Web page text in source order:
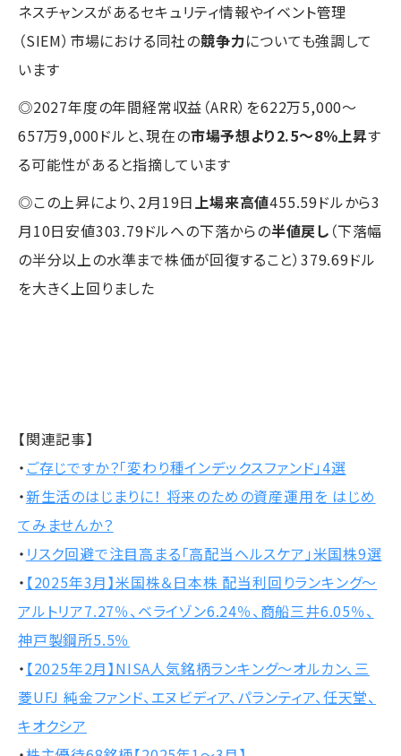
ネスチャンスがあるセキュリティ情報やイベント管理
（SIEM）市場における同社の競争力についても強調して
います
◎2027年度の年間経常収益（ARR）を622万5,000～
657万9,000ドルと、現在の市場予想より2.5～8％上昇す
る可能性があると指摘しています
◎この上昇により、2月19日上場来高値455.59ドルから3
月10日安値303.79ドルへの下落からの半値戻し （下落幅
の半分以上の水準まで株価が回復すること）379.69ドル
を大きく上回りました
【関連記事】
・ ご存じですか？「変わり種インデックスファンド」4選
・新生活のはじまりに！ 将来のための資産運用を はじめ
てみませんか？
・ リスク回避で注目高まる「高配当ヘルスケア」米国株9選
・ 【2025年3月】米国株＆日本株 配当利回りランキング～
アルトリア7.27％、ベライゾン6.24％、商船三井6.05％、
神戸製鋼所5.5％
・ 【2025年2月】NISA人気銘柄ランキング～オルカン、三
菱UFJ 純金ファンド、エヌビディア、パランティア、任天堂、
キオクシア